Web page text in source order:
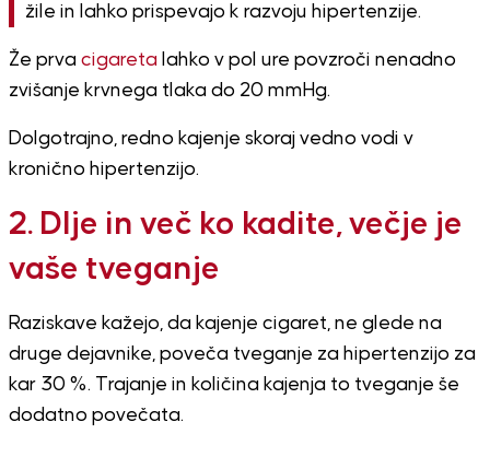
žile in lahko prispevajo k razvoju hipertenzije.
Že prva cigaretalahko v pol ure povzroči nenadno
zvišanje krvnega tlaka do 20 mmHg.
Dolgotrajno, redno kajenje skoraj vedno vodi v
kronično hipertenzijo.
2. Dlje in več ko kadite, večje je
vaše tveganje
Raziskave kažejo, da kajenje cigaret, ne glede na
druge dejavnike, poveča tveganje za hipertenzijo za
kar 30 %. Trajanje in količina kajenja to tveganje še
dodatno povečata.